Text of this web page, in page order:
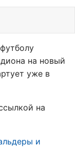
на новый
уже в
на
и